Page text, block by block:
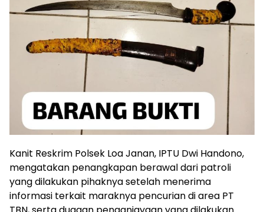
Kanit Reskrim Polsek Loa Janan, IPTU Dwi Handono,
mengatakan penangkapan berawal dari patroli
yang dilakukan pihaknya setelah menerima
informasi terkait maraknya pencurian di area PT